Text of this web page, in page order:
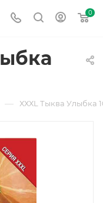
0
— ХХХL Тыква Улыбка